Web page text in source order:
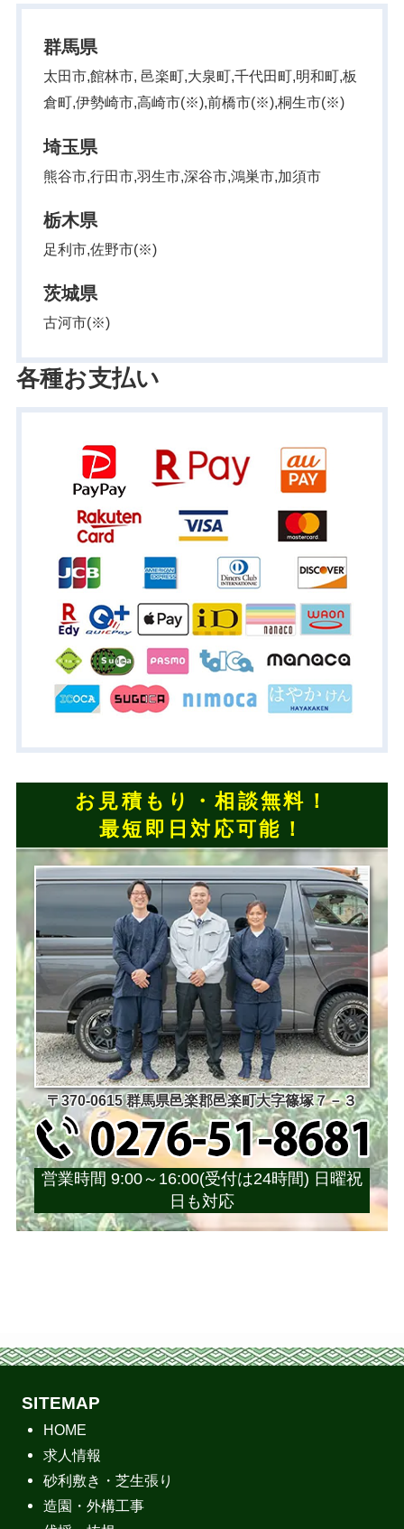
群馬県
太田市,館林市, 邑楽町,大泉町,千代田町,明和町,板
倉町,伊勢崎市,高崎市(※),前橋市(※),桐生市(※)
埼玉県
熊谷市,行田市,羽生市,深谷市,鴻巣市,加須市
栃木県
足利市,佐野市(※)
茨城県
古河市(※)
各種お支払い
お見積もり・相談無料！
最短即日対応可能！
〒370-0615 群馬県邑楽郡邑楽町大字篠塚７－３
営業時間 9:00～16:00(受付は24時間) 日曜祝
日も対応
SITEMAP
HOME
求人情報
砂利敷き・芝生張り
造園・外構工事